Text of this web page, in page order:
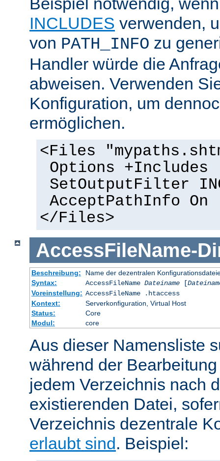
INCLUDES verwenden,
von PATH_INFO zu
Handler würde die
abweisen. Verwenden
Konfiguration, um
ermöglichen.
<Files
Options +Includes
SetOutputFilter
AcceptPathInfo On
</Files>
AccessFileName-
Beschreibung:
Name der dezentralen
Syntax:
AccessFileName Dateiname[
Voreinstellung: AccessFileName .htaccess
Kontext:
Serverkonfiguration, Virtual Host
Status:
Core
Modul:
core
Aus dieser Namensliste
während der
jedem Verzeichnis nach
existierenden Datei,
Verzeichnis dezentrale
erlaubt sind . Beispiel: